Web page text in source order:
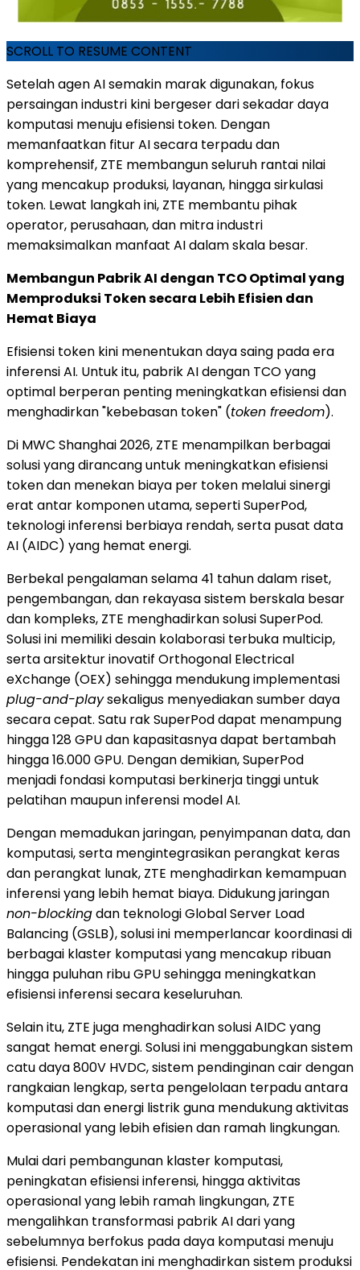
SCROLL TO RESUME CONTENT
Setelah agen AI semakin marak digunakan, fokus
persaingan industri kini bergeser dari sekadar daya
komputasi menuju efisiensi token. Dengan
memanfaatkan fitur AI secara terpadu dan
komprehensif, ZTE membangun seluruh rantai nilai
yang mencakup produksi, layanan, hingga sirkulasi
token. Lewat langkah ini, ZTE membantu pihak
operator, perusahaan, dan mitra industri
memaksimalkan manfaat AI dalam skala besar.
Membangun Pabrik AI dengan TCO Optimal yang
Memproduksi Token secara Lebih Efisien dan
Hemat Biaya
Efisiensi token kini menentukan daya saing pada era
inferensi AI. Untuk itu, pabrik AI dengan TCO yang
optimal berperan penting meningkatkan efisiensi dan
menghadirkan "kebebasan token" (token freedom).
Di MWC Shanghai 2026, ZTE menampilkan berbagai
solusi yang dirancang untuk meningkatkan efisiensi
token dan menekan biaya per token melalui sinergi
erat antar komponen utama, seperti SuperPod,
teknologi inferensi berbiaya rendah, serta pusat data
AI (AIDC) yang hemat energi.
Berbekal pengalaman selama 41 tahun dalam riset,
pengembangan, dan rekayasa sistem berskala besar
dan kompleks, ZTE menghadirkan solusi SuperPod.
Solusi ini memiliki desain kolaborasi terbuka multicip,
serta arsitektur inovatif Orthogonal Electrical
eXchange (OEX) sehingga mendukung implementasi
plug-and-playsekaligus menyediakan sumber daya
secara cepat. Satu rak SuperPod dapat menampung
hingga 128 GPU dan kapasitasnya dapat bertambah
hingga 16.000 GPU. Dengan demikian, SuperPod
menjadi fondasi komputasi berkinerja tinggi untuk
pelatihan maupun inferensi model AI.
Dengan memadukan jaringan, penyimpanan data, dan
komputasi, serta mengintegrasikan perangkat keras
dan perangkat lunak, ZTE menghadirkan kemampuan
inferensi yang lebih hemat biaya. Didukung jaringan
non-blockingdan teknologi Global Server Load
Balancing (GSLB), solusi ini memperlancar koordinasi di
berbagai klaster komputasi yang mencakup ribuan
hingga puluhan ribu GPU sehingga meningkatkan
efisiensi inferensi secara keseluruhan.
Selain itu, ZTE juga menghadirkan solusi AIDC yang
sangat hemat energi. Solusi ini menggabungkan sistem
catu daya 800V HVDC, sistem pendinginan cair dengan
rangkaian lengkap, serta pengelolaan terpadu antara
komputasi dan energi listrik guna mendukung aktivitas
operasional yang lebih efisien dan ramah lingkungan.
Mulai dari pembangunan klaster komputasi,
peningkatan efisiensi inferensi, hingga aktivitas
operasional yang lebih ramah lingkungan, ZTE
mengalihkan transformasi pabrik AI dari yang
sebelumnya berfokus pada daya komputasi menuju
efisiensi. Pendekatan ini menghadirkan sistem produksi